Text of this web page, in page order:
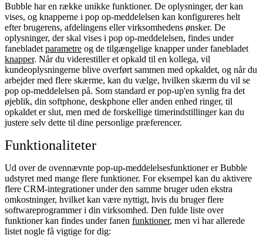
Bubble har en række unikke funktioner. De oplysninger, der kan
vises, og knapperne i pop op-meddelelsen kan konfigureres helt
efter brugerens, afdelingens eller virksomhedens ønsker. De
oplysninger, der skal vises i pop op-meddelelsen, findes under
fanebladet parametre og de tilgængelige knapper under fanebladet
knapper. Når du viderestiller et opkald til en kollega, vil
kundeoplysningerne blive overført sammen med opkaldet, og når du
arbejder med flere skærme, kan du vælge, hvilken skærm du vil se
pop op-meddelelsen på. Som standard er pop-up'en synlig fra det
øjeblik, din softphone, deskphone eller anden enhed ringer, til
opkaldet er slut, men med de forskellige timerindstillinger kan du
justere selv dette til dine personlige præferencer.
Funktionaliteter
Ud over de ovennævnte pop-up-meddelelsesfunktioner er Bubble
udstyret med mange flere funktioner. For eksempel kan du aktivere
flere CRM-integrationer under den samme bruger uden ekstra
omkostninger, hvilket kan være nyttigt, hvis du bruger flere
softwareprogrammer i din virksomhed. Den fulde liste over
funktioner kan findes under fanen funktioner, men vi har allerede
listet nogle få vigtige for dig: